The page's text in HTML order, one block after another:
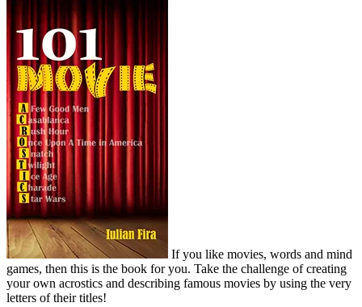
If you like movies, words and mind
games, then this is the book for you. Take the challenge of creating
your own acrostics and describing famous movies by using the very
letters of their titles!